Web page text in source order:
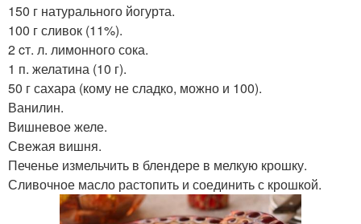
150 г натурального йогурта.
100 г сливок (11%).
2 cт. л. лимонного сока.
1 п. желатина (10 г).
50 г сахара (кому не сладко, можно и 100).
Ванилин.
Вишневое желе.
Свежая вишня.
Печенье измельчить в блендере в мелкую крошку.
Сливочное масло растопить и соединить с крошкой.